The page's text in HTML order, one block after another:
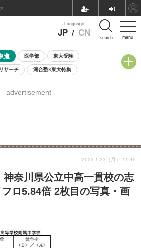
menu
Language
JP / CN search
進 医学部 東大受験
サーチ 河合塾×東大特集
月開催学校説明会・相談会
advertisement
神奈川県公立中高一貫校の志
ロ5.84倍 2枚目の写真・画
2023.1.23（月） 11:45